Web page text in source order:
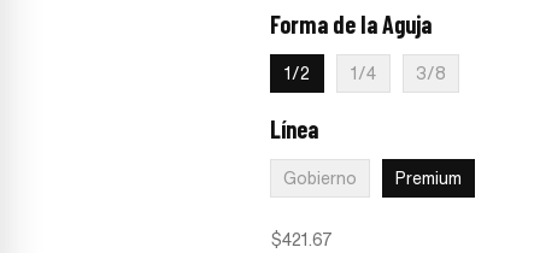
Forma de la Aguja
1/2 1/4 3/8
Línea
Gobierno Premium
$421.67